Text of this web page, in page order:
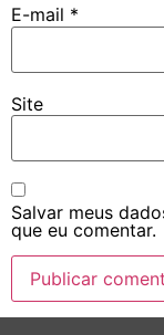
E-mail *
Site
Salvar meus
que eu comentar.